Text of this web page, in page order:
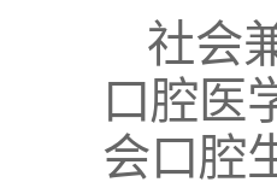
社会
口腔医
会口腔